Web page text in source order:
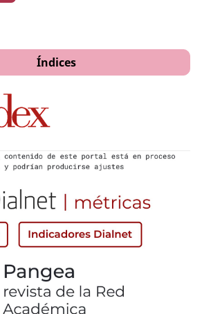
Índices